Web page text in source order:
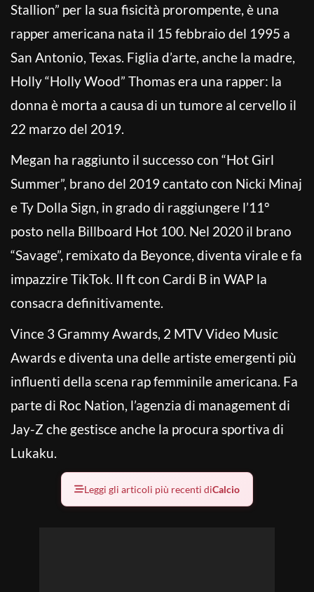
Stallion” per la sua fisicità prorompente, è una
rapper americana nata il 15 febbraio del 1995 a
San Antonio, Texas. Figlia d’arte, anche la madre,
Holly “Holly Wood” Thomas era una rapper: la
donna è morta a causa di un tumore al cervello il
22 marzo del 2019.
Megan ha raggiunto il successo con “Hot Girl
Summer”, brano del 2019 cantato con Nicki Minaj
e Ty Dolla Sign, in grado di raggiungere l’11°
posto nella Billboard Hot 100. Nel 2020 il brano
“Savage”, remixato da Beyonce, diventa virale e fa
impazzire TikTok. Il ft con Cardi B in WAP la
consacra definitivamente.
Vince 3 Grammy Awards, 2 MTV Video Music
Awards e diventa una delle artiste emergenti più
influenti della scena rap femminile americana. Fa
parte di Roc Nation, l’agenzia di management di
Jay-Z che gestisce anche la procura sportiva di
Lukaku.
Leggi gli articoli più recenti diCalcio